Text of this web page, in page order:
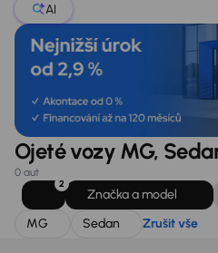
AI
Ojeté vozy MG,
0 aut
2
Značka a model
MG
Sedan Zrušit vše